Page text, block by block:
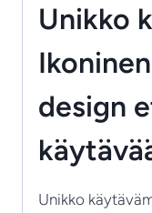
Unikko
design
Unikko